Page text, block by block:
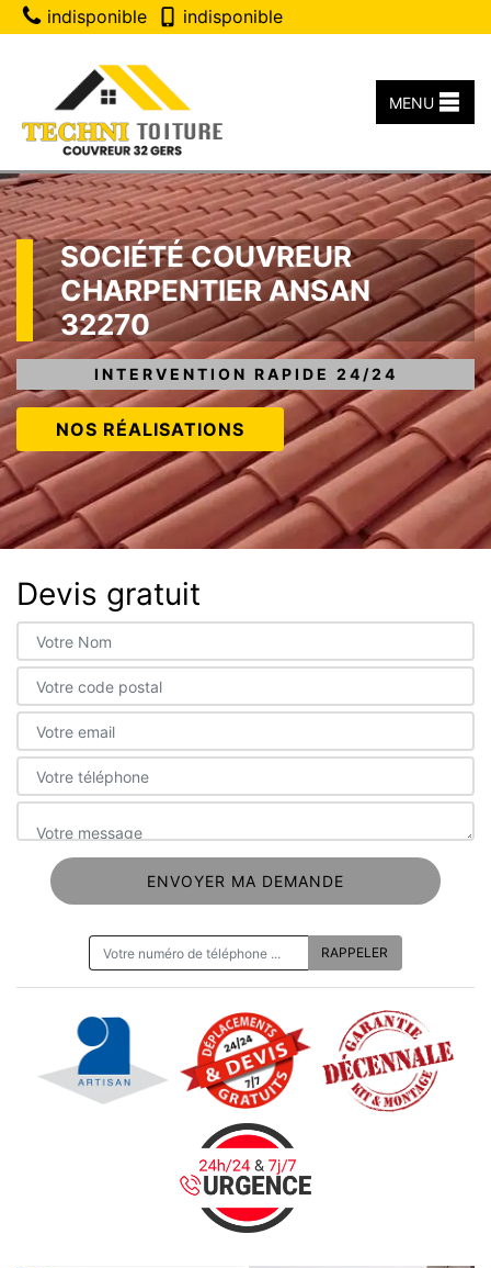
indisponible indisponible
MENU
SOCIÉTÉ COUVREUR
CHARPENTIER ANSAN
32270
INTERVENTION RAPIDE 24/24
NOS RÉALISATIONS
Devis gratuit